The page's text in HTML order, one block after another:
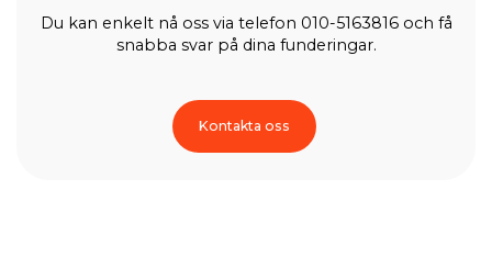
Du kan enkelt nå oss via telefon 010-5163816 och få
snabba svar på dina funderingar.
Kontakta oss